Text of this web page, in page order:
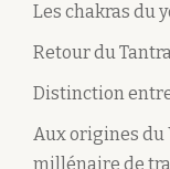
Les chakras du
Retour du
Distinction
Aux origines du
millénaire de